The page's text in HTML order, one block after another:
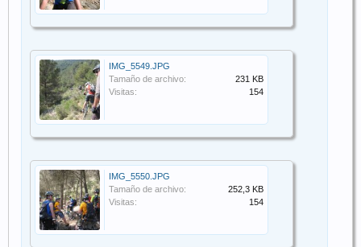
IMG_5549.JPG
Tamaño de archivo:
231 KB
Visitas:
154
IMG_5550.JPG
Tamaño de archivo:
252,3 KB
Visitas:
154